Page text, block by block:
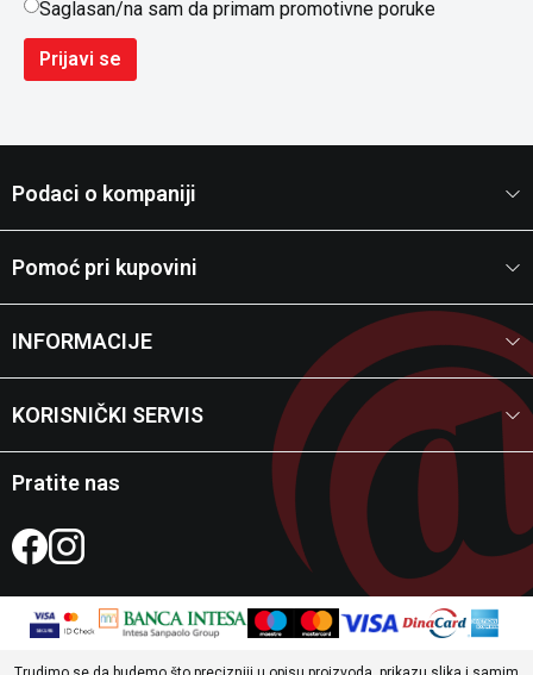
Saglasan/na sam da primam promotivne poruke
Prijavi se
Podaci o kompaniji
Pomoć pri kupovini
INFORMACIJE
KORISNIČKI SERVIS
Pratite nas